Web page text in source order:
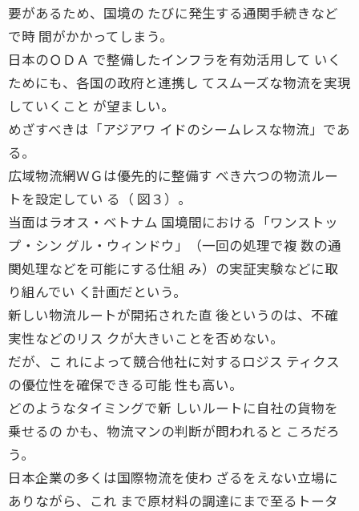
要があるため、国境の たびに発生する通関手続きなど
で時 間がかかってしまう。
日本のＯＤＡ で整備したインフラを有効活用して いく
ためにも、各国の政府と連携し てスムーズな物流を実現
していくこと が望ましい。
めざすべきは「アジアワ イドのシームレスな物流」であ
る。
広域物流網ＷＧは優先的に整備す べき六つの物流ルー
トを設定してい る（ 図３）。
当面はラオス・ベトナム 国境間における「ワンストッ
プ・シン グル・ウィンドウ」（一回の処理で複 数の通
関処理などを可能にする仕組 み）の実証実験などに取
り組んでい く計画だという。
新しい物流ルートが開拓された直 後というのは、不確
実性などのリス クが大きいことを否めない。
だが、こ れによって競合他社に対するロジス ティクス
の優位性を確保できる可能 性も高い。
どのようなタイミングで新 しいルートに自社の貨物を
乗せるの かも、物流マンの判断が問われると ころだろ
う。
日本企業の多くは国際物流を使わ ざるをえない立場に
ありながら、これ まで原材料の調達にまで至るトータ